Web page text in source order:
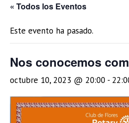
« Todos los Eventos
Este evento ha pasado.
Nos conocemos
octubre 10, 2023 @ 20:00 -